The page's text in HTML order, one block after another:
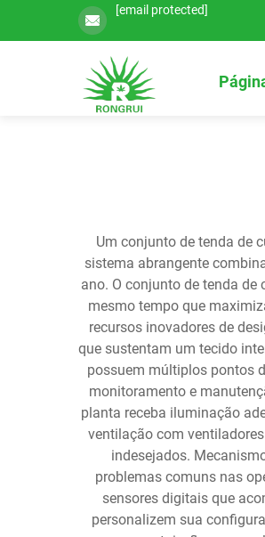
[email protected]
Um conjunto de tenda de
sistema abrangente
ano. O conjunto de tenda
mesmo tempo que
recursos inovadores de
que sustentam um tecido
possuem múltiplos pontos
monitoramento e
planta receba iluminação
ventilação com
indesejados.
problemas comuns nas
sensores digitais que
personalizem sua